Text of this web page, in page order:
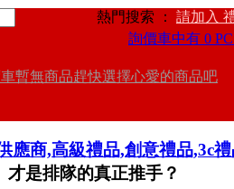
熱門搜索 ： 請加入
詢價車中有 0
暫無商品趕快選擇心愛的商品吧
應商,高級禮品,創意禮品,3c
才是排隊的真正推手？